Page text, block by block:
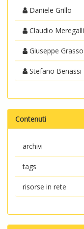
Daniele Grillo
Claudio Meregalli
Giuseppe Grasso
Stefano Benassi
Contenuti
archivi
tags
risorse in rete